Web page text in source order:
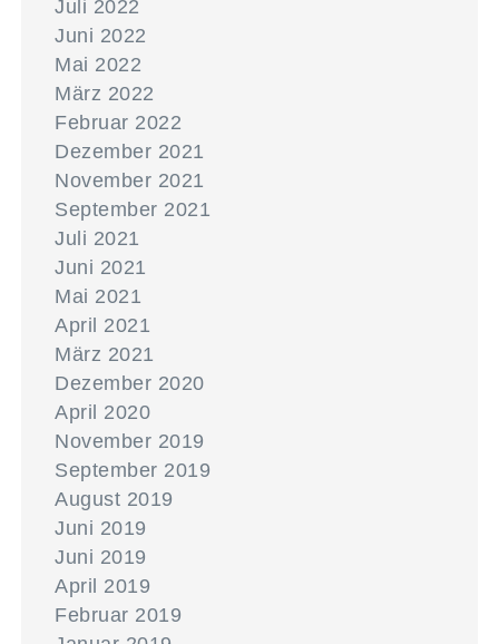
Juli 2022
Juni 2022
Mai 2022
März 2022
Februar 2022
Dezember 2021
November 2021
September 2021
Juli 2021
Juni 2021
Mai 2021
April 2021
März 2021
Dezember 2020
April 2020
November 2019
September 2019
August 2019
Juni 2019
Juni 2019
April 2019
Februar 2019